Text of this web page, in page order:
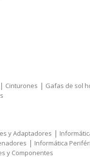
| Cinturones | Gafas de sol
y Adaptadores |
| Informática
y Componentes